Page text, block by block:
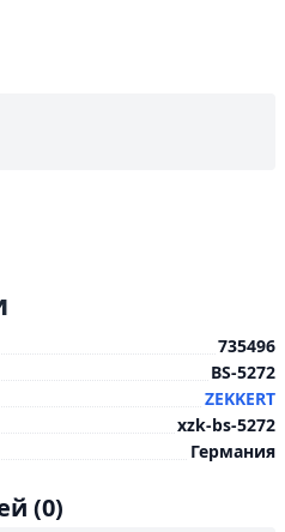
735496
BS-5272
ZEKKERT
xzk-bs-5272
Германия
(0)